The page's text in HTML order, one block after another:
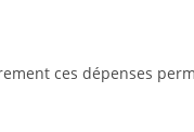
ces dépenses